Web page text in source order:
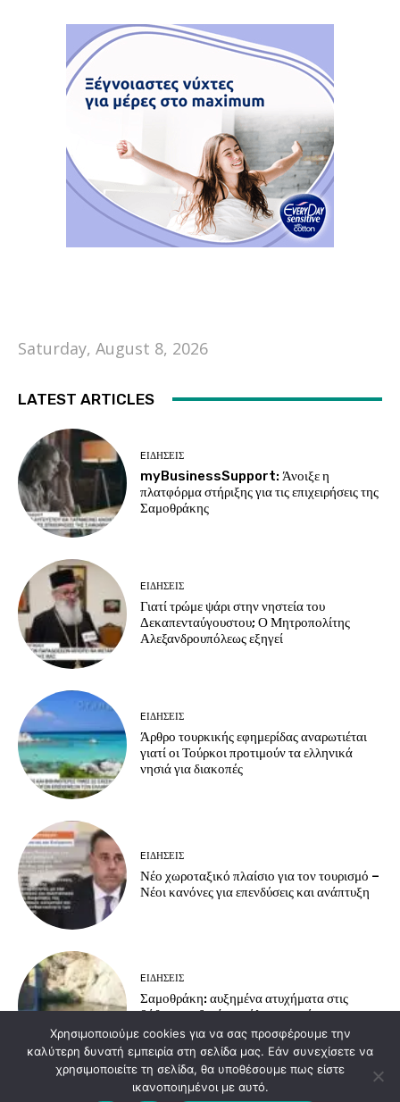
Saturday, August 8, 2026
LATEST ARTICLES
EΙΔΗΣΕΙΣ
myBusinessSupport: Άνοιξε η
πλατφόρμα στήριξης για τις επιχειρήσεις της
Σαμοθράκης
EΙΔΗΣΕΙΣ
Γιατί τρώμε ψάρι στην νηστεία του
Δεκαπενταύγουστου; Ο Μητροπολίτης
Αλεξανδρουπόλεως εξηγεί
EΙΔΗΣΕΙΣ
Άρθρο τουρκικής εφημερίδας αναρωτιέται
γιατί οι Τούρκοι προτιμούν τα ελληνικά
νησιά για διακοπές
EΙΔΗΣΕΙΣ
Νέο χωροταξικό πλαίσιο για τον τουρισμό –
Νέοι κανόνες για επενδύσεις και ανάπτυξη
EΙΔΗΣΕΙΣ
Σαμοθράκη: αυξημένα ατυχήματα στις
βάθρες – οδηγίες πρόληψης από το
Πυροσβεστικό Κλιμάκιο Σαμοθράκης
Load more
Χρησιμοποιούμε cookies για να σας προσφέρουμε την
καλύτερη δυνατή εμπειρία στη σελίδα μας. Εάν συνεχίσετε να
χρησιμοποιείτε τη σελίδα, θα υποθέσουμε πως είστε
ικανοποιημένοι με αυτό.